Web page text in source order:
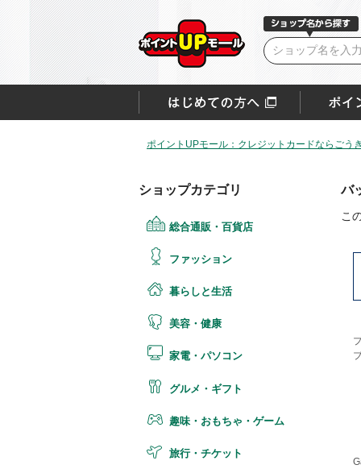
ポイントUPモール：クレジットカードならごう
ショップカテゴリ
総合通販・百貨店
ファッション
暮らしと生活
美容・健康
家電・パソコン
グルメ・ギフト
趣味・おもちゃ・ゲーム
旅行・チケット
バ
こ